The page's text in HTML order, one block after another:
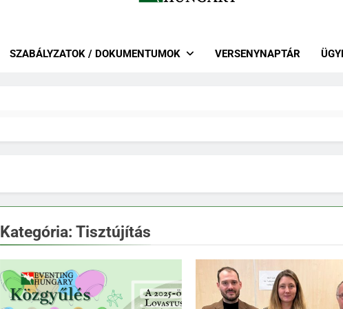
SZABÁLYZATOK / DOKUMENTUMOK VERSENYNAPTÁR
Kategória: Tisztújítás